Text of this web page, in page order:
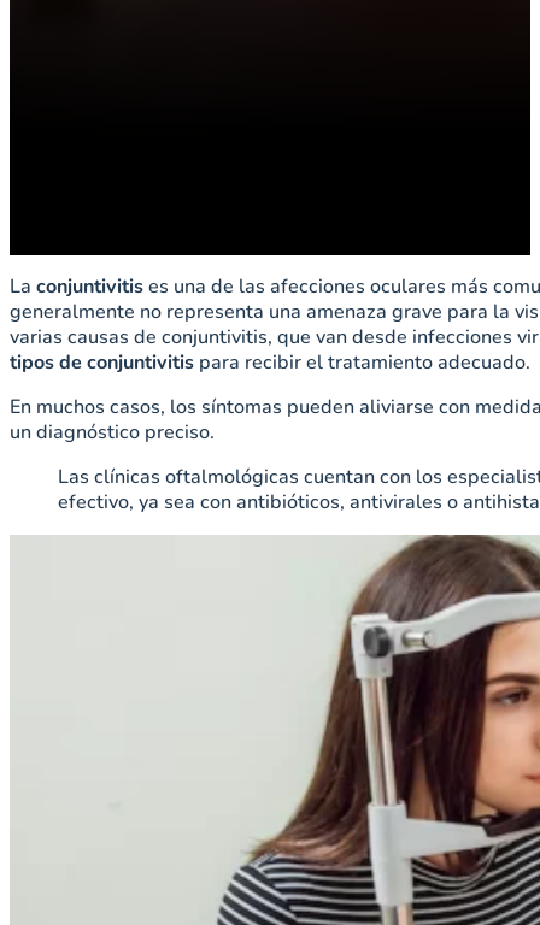
La conjuntivitises una de las afecciones oculares más
generalmente no representa una amenaza grave para la
varias causas de conjuntivitis, que van desde infecciones
tipos de conjuntivitis para recibir el tratamiento adecuado.
En muchos casos, los síntomas pueden aliviarse con
un diagnóstico preciso.
Las clínicas oftalmológicas cuentan con los
efectivo, ya sea con antibióticos, antivirales o